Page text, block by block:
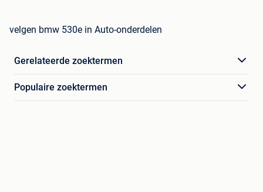
velgen bmw 530e in Auto-onderdelen
Gerelateerde zoektermen
Populaire zoektermen